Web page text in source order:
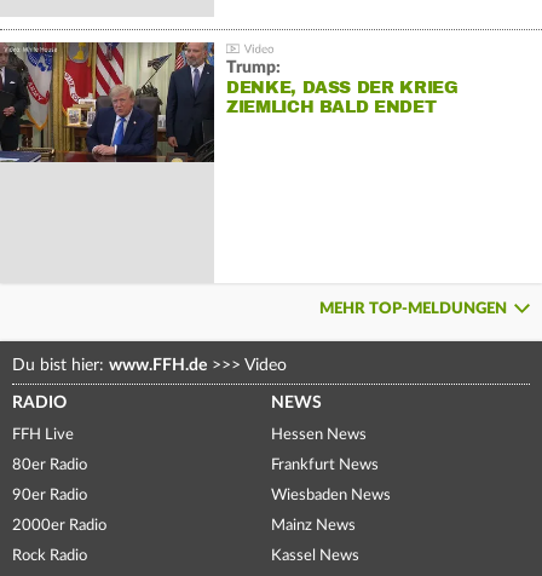
Trump:
DENKE, DASS DER KRIEG
ZIEMLICH BALD ENDET
MEHR TOP-MELDUNGEN
Du bist hier: www.FFH.de >>> Video
RADIO
FFH Live
80er Radio
90er Radio
2000er Radio
Rock Radio
NEWS
Hessen News
Frankfurt News
Wiesbaden News
Mainz News
Kassel News